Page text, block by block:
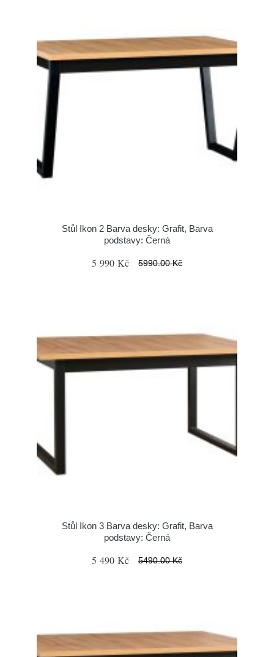
Stůl Ikon 2 Barva desky: Grafit, Barva
podstavy: Černá
5 990 Kč 5990.00 Kč
Stůl Ikon 3 Barva desky: Grafit, Barva
podstavy: Černá
5 490 Kč 5490.00 Kč